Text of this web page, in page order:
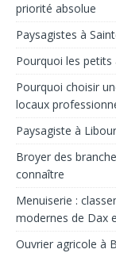
priorité absolue
Paysagistes à
Pourquoi les petits
Pourquoi choisir
locaux
Paysagiste à
Broyer des
connaître
Menuiserie :
modernes de Dax
Ouvrier agricole à